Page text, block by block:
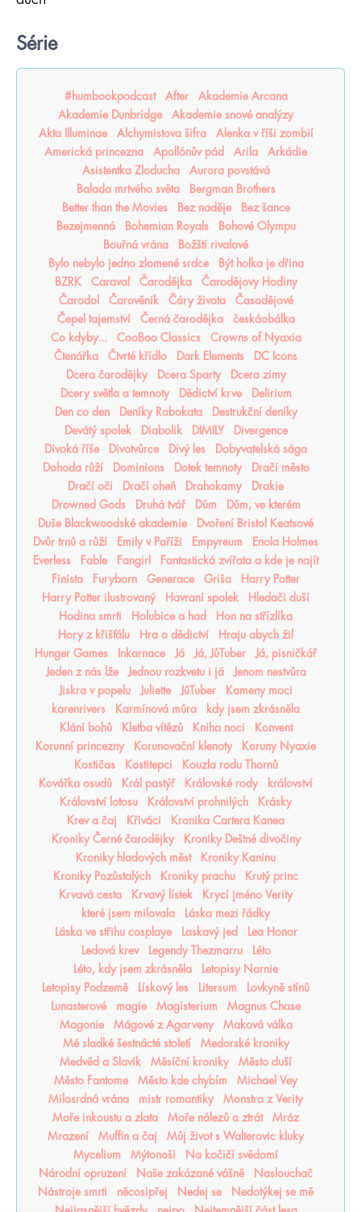
Série
#humbookpodcast After
Akademie Arcana
Akademie Dunbridge
Akademie snové analýzy
Akta Illuminae
Alchymistova šifra
Alenka v říši zombií
Americká princezna
Apollónův pád Arila
Arkádie
Asistentka Zloducha
Aurora povstává
Balada mrtvého světa
Bergman Brothers
Better than the Movies
Bez naděje
Bez šance
Bezejmenná
Bohemian Royals
Bohové Olympu
Bouřná vrána
Božští rivalové
Bylo nebylo jedno zlomené srdce
Být holka je dřina
BZRK
Caraval Čarodějka
Čarodějovy Hodiny
Čarodol
Čarověník Čáry života
Časodějové
Čepel tajemství
Černá čarodějka
českáobálka
Co kdyby...
CooBoo Classics
Crowns of Nyaxia
Čtenářka
Čtvrté křídlo Dark Elements
DC Icons
Dcera čarodějky
Dcera Sparty
Dcera zimy
Dcery světla a temnoty
Dědictví krve
Delirium
Den co den
Deníky Robokata
Destrukční deníky
Devátý spolek
Diabolik DIMILY
Divergence
Divoká říše
Divotvůrce Divý les
Dobyvatelská sága
Dohoda růží
Dominions Dotek temnoty
Dračí město
Dračí oči
Dračí oheň Drahokamy
Drakie
Drowned Gods
Druhá tvář Dům
Dům, ve kterém
Duše Blackwoodské akademie
Dvoření Bristol Keatsové
Dvůr trnů a růží
Emily v Paříži Empyreum
Enola Holmes
Everless
Fable Fangirl
Fantastická zvířata a kde je najít
Finista
Furyborn Generace Griša
Harry Potter
Harry Potter ilustrovaný
Havraní spolek
Hledači duší
Hodina smrti
Holubice a had
Hon na střízlíka
Hory z křišťálu
Hra o dědictví
Hraju abych žil
Hunger Games
Inkarnace Já Já, JůTuber
Já, pisničkář
Jeden z nás lže
Jednou rozkvetu i já
Jenom nestvůra
Jiskra v popelu
Juliette JůTuber
Kameny moci
karenrivers
Karmínová můra
kdy jsem zkrásněla
Klání bohů
Kletba vítězů Kniha noci
Konvent
Korunní princezny
Korunovační klenoty
Koruny Nyaxie
Kostičas
Kostitepci
Kouzla rodu Thornů
Kovářka osudů
Král pastýř Královské rody
království
Království lotosu
Království prohnilých
Krásky
Krev a čaj
Křiváci
Kronika Cartera Kanea
Kroniky Černé čarodějky
Kroniky Deštné divočiny
Kroniky hladových měst
Kroniky Kaninu
Kroniky Pozůstalých
Kroniky prachu
Krutý princ
Krvavá cesta
Krvavý lístek
Krycí jméno Verity
které jsem milovala
Láska mezi řádky
Láska ve střihu cosplaye
Laskavý jed
Lea Honor
Ledová krev
Legendy Thezmarru
Léto
Léto, kdy jsem zkrásněla
Letopisy Narnie
Letopisy Podzemě
Lískový les Litersum
Lovkyně stínů
Lunasterové
magie Magisterium
Magnus Chase
Magonie
Mágové z Agarveny
Maková válka
Mé sladké šestnácté století
Medorské kroniky
Medvěd a Slavík
Měsíční kroniky
Město duší
Město Fantome
Město kde chybím
Michael Vey
Milosrdná vrána
mistr romantiky
Monstra z Verity
Moře inkoustu a zlata
Moře nálezů a ztrát
Mráz
Mrazení
Muffin a čaj
Můj život s Walterovic kluky
Mycelium
Mýtonoši
Na kočičí svědomí
Národní opruzení
Naše zakázané vášně
Naslouchač
Nástroje smrti
něcosipřej Nedej se
Nedotýkej se mě